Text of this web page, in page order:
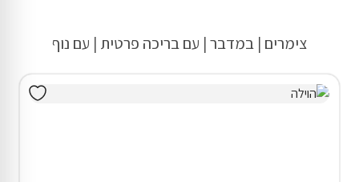
צימרים | במדבר | עם בריכה פרטית | עם נוף